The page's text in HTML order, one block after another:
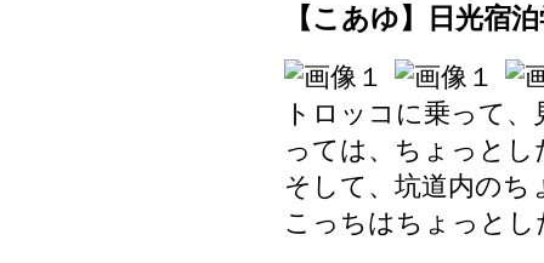
【こあゆ】日光宿
トロッコに乗って
っては、ちょっと
そして、坑道内の
こっちはちょっとし